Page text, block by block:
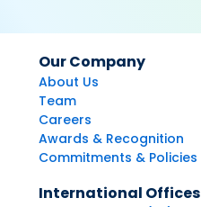
Our Company
About Us
Team
Careers
Awards & Recognition
Commitments & Policies
International Offices